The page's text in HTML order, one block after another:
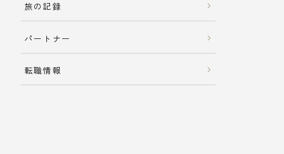
旅の記録
パートナー
転職情報